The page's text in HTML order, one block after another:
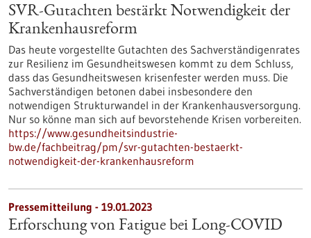
SVR-Gutachten bestärkt Notwendigkeit der
Krankenhausreform
Das heute vorgestellte Gutachten des Sachverständigenrates
zur Resilienz im Gesundheitswesen kommt zu dem Schluss,
dass das Gesundheitswesen krisenfester werden muss. Die
Sachverständigen betonen dabei insbesondere den
notwendigen Strukturwandel in der Krankenhausversorgung.
Nur so könne man sich auf bevorstehende Krisen vorbereiten.
https://www.gesundheitsindustrie-
bw.de/fachbeitrag/pm/svr-gutachten-bestaerkt-
notwendigkeit-der-krankenhausreform
Pressemitteilung - 19.01.2023
Erforschung von Fatigue bei Long-COVID